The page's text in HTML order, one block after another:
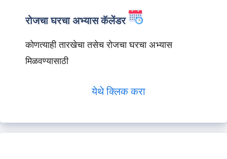
रोजचा घरचा अभ्यास कॅलेंडर
कोणत्याही तारखेचा तसेच रोजचा घरचा अभ्यास
मिळवण्यासाठी
येथे क्लिक करा